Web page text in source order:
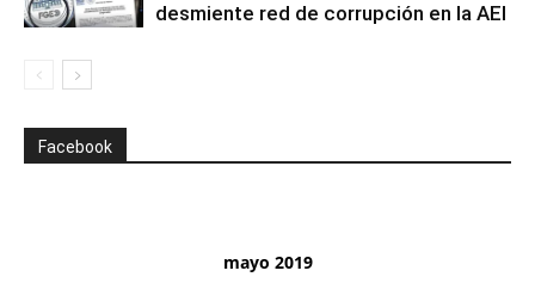
desmiente red de corrupción en la AEI
Facebook
mayo 2019